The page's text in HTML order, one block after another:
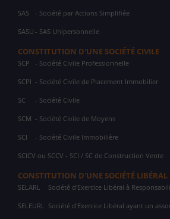
SAS - Société par Actions Simplifiée
SASU - SAS Unipersonnelle
CONSTITUTION D'UNE SOCIÉTÉ CIVILE
SCP - Société Civile Professionnelle
SCPI - Société Civile de Placement Immobilier
SC - Société Civile
SCM - Société Civile de Moyens
SCI - Société Civile Immobilière
SCICV ou SCCV - SCI / SC de Construction Vente
CONSTITUTION D'UNE SOCIÉTÉ LIBÉRAL
SELARL Société d'Exercice Libéral à
SELEURL Société d'Exercice Libéral ayant un